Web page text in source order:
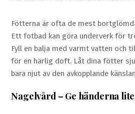
Fötterna är ofta de mest
Ett fotbad kan göra underverk för
Fyll en balja med varmt vatten och
för en härlig doft. Låt dina fötter
bara njut av den avkopplande
Nagelvård – Ge händerna